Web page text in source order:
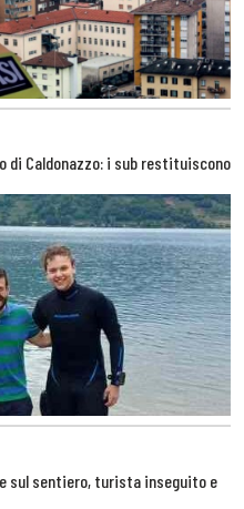
di Caldonazzo: i sub restituiscono
sul sentiero, turista inseguito e